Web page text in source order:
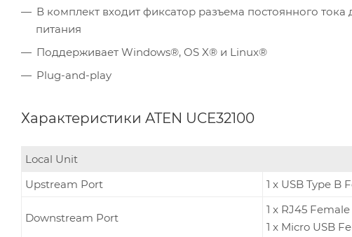
В комплект входит фиксатор разъема постоянного
питания
Поддерживает Windows®, OS X® и Linux®
Plug-and-play
Характеристики ATEN UCE32100
Local Unit
Upstream Port
1 x USB Type B
Downstream Port
1 x RJ45 Female
1 x Micro USB